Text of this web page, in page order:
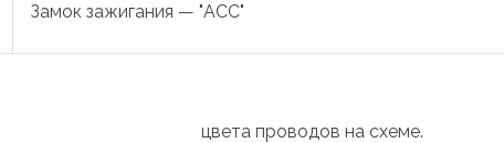
Замок зажигания — "ACC"
цвета проводов на схеме.